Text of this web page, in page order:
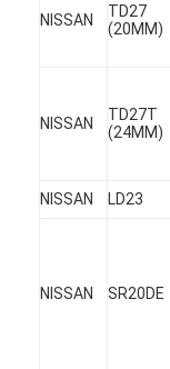
Contrôle de
Discuter
NISSAN
TD27
(20MM)
NISSAN
TD27T
(24MM)
NISSAN
LD23
NISSAN SR20DE